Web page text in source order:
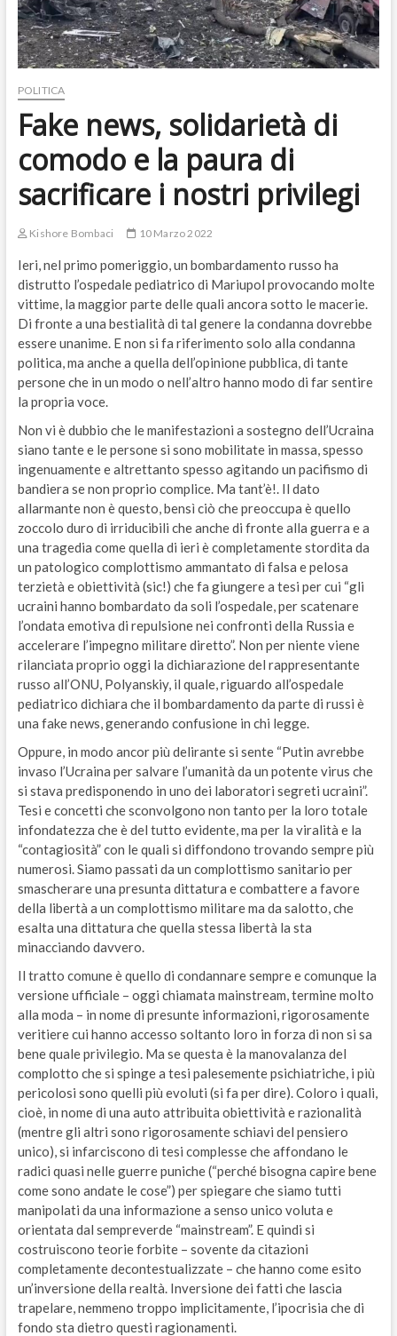
POLITICA
Fake news, solidarietà di
comodo e la paura di
sacrificare i nostri privilegi
Kishore Bombaci 10 Marzo 2022
Ieri, nel primo pomeriggio, un bombardamento russo ha
distrutto l’ospedale pediatrico di Mariupol provocando molte
vittime, la maggior parte delle quali ancora sotto le macerie.
Di fronte a una bestialità di tal genere la condanna dovrebbe
essere unanime. E non si fa riferimento solo alla condanna
politica, ma anche a quella dell’opinione pubblica, di tante
persone che in un modo o nell’altro hanno modo di far sentire
la propria voce.
Non vi è dubbio che le manifestazioni a sostegno dell’Ucraina
siano tante e le persone si sono mobilitate in massa, spesso
ingenuamente e altrettanto spesso agitando un pacifismo di
bandiera se non proprio complice. Ma tant’è!. Il dato
allarmante non è questo, bensì ciò che preoccupa è quello
zoccolo duro di irriducibili che anche di fronte alla guerra e a
una tragedia come quella di ieri è completamente stordita da
un patologico complottismo ammantato di falsa e pelosa
terzietà e obiettività (sic!) che fa giungere a tesi per cui “gli
ucraini hanno bombardato da soli l’ospedale, per scatenare
l’ondata emotiva di repulsione nei confronti della Russia e
accelerare l’impegno militare diretto”. Non per niente viene
rilanciata proprio oggi la dichiarazione del rappresentante
russo all’ONU, Polyanskiy, il quale, riguardo all’ospedale
pediatrico dichiara che il bombardamento da parte di russi è
una fake news, generando confusione in chi legge.
Oppure, in modo ancor più delirante si sente “Putin avrebbe
invaso l’Ucraina per salvare l’umanità da un potente virus che
si stava predisponendo in uno dei laboratori segreti ucraini”.
Tesi e concetti che sconvolgono non tanto per la loro totale
infondatezza che è del tutto evidente, ma per la viralità e la
“contagiosità” con le quali si diffondono trovando sempre più
numerosi. Siamo passati da un complottismo sanitario per
smascherare una presunta dittatura e combattere a favore
della libertà a un complottismo militare ma da salotto, che
esalta una dittatura che quella stessa libertà la sta
minacciando davvero.
Il tratto comune è quello di condannare sempre e comunque la
versione ufficiale – oggi chiamata mainstream, termine molto
alla moda – in nome di presunte informazioni, rigorosamente
veritiere cui hanno accesso soltanto loro in forza di non si sa
bene quale privilegio. Ma se questa è la manovalanza del
complotto che si spinge a tesi palesemente psichiatriche, i più
pericolosi sono quelli più evoluti (si fa per dire). Coloro i quali,
cioè, in nome di una auto attribuita obiettività e razionalità
(mentre gli altri sono rigorosamente schiavi del pensiero
unico), si infarciscono di tesi complesse che affondano le
radici quasi nelle guerre puniche (“perché bisogna capire bene
come sono andate le cose”) per spiegare che siamo tutti
manipolati da una informazione a senso unico voluta e
orientata dal sempreverde “mainstream”. E quindi si
costruiscono teorie forbite – sovente da citazioni
completamente decontestualizzate – che hanno come esito
un’inversione della realtà. Inversione dei fatti che lascia
trapelare, nemmeno troppo implicitamente, l’ipocrisia che di
fondo sta dietro questi ragionamenti.